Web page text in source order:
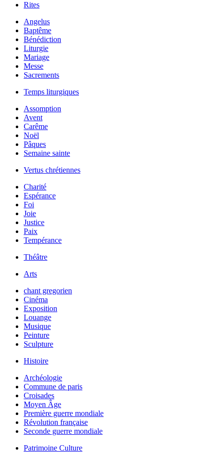
Rites
Angelus
Baptême
Bénédiction
Liturgie
Mariage
Messe
Sacrements
Temps liturgiques
Assomption
Avent
Carême
Noël
Pâques
Semaine sainte
Vertus chrétiennes
Charité
Espérance
Foi
Joie
Justice
Paix
Tempérance
Théâtre
Arts
chant gregorien
Cinéma
Exposition
Louange
Musique
Peinture
Sculpture
Histoire
Archéologie
Commune de paris
Croisades
Moyen Âge
Première guerre mondiale
Révolution française
Seconde guerre mondiale
Patrimoine Culture